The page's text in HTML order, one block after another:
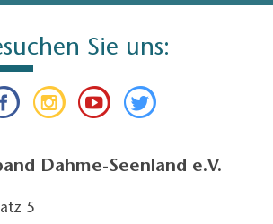
Sie uns:
Dahme-Seenland e.V.
5​